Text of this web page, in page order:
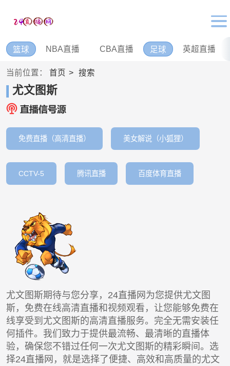
篮球 NBA直播 CBA直播 足球 英超直播
当前位置： 首页 搜索
尤文图斯
免费直播（高清直播） 美女解说（小狐狸）
CCTV-5 腾讯直播 百度体育直播
尤文图斯期待与您分享，24直播网为您提供尤文图
斯，免费在线高清直播和视频观看，让您能够免费在
线享受到尤文图斯的高清直播服务。完全无需安装任
何插件。我们致力于提供最流畅、最清晰的直播体
验，确保您不错过任何一次尤文图斯的精彩瞬间。选
择24直播网，就是选择了便捷、高效和高质量的尤文